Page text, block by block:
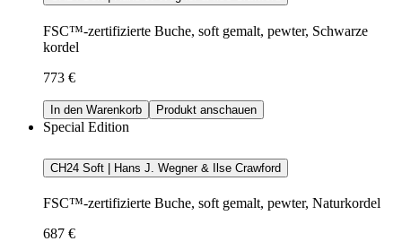
FSC™-zertifizierte Buche, soft gemalt, pewter, Schwarze
kordel
773 €
In den Warenkorb Produkt anschauen
Special Edition
CH24 Soft | Hans J. Wegner & Ilse Crawford
FSC™-zertifizierte Buche, soft gemalt, pewter, Naturkordel
687 €